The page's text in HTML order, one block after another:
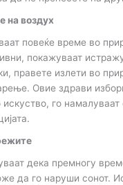
на воздух
повеќе време во
покажуваат
правете излети во
Овие здрави
го намалуваат
дека премногу
да го наруши сонот.